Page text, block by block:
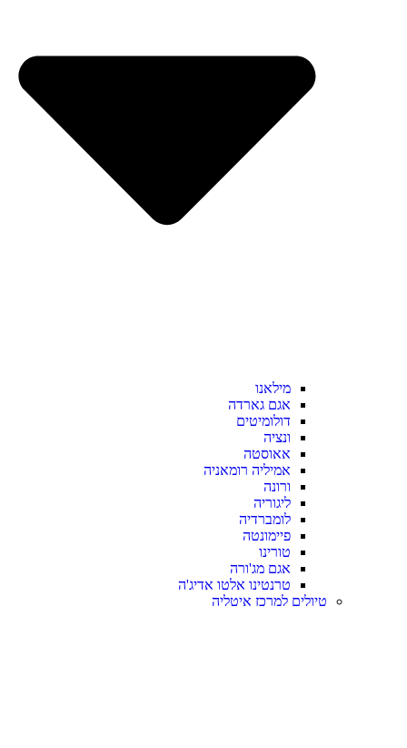
מילאנו
אגם גארדה
דולומיטים
ונציה
אאוסטה
אמיליה רומאניה
ורונה
ליגוריה
לומברדיה
פיימונטה
טורינו
אגם מג'ורה
טרנטינו אלטו אדיג'ה
טיולים למרכז איטליה